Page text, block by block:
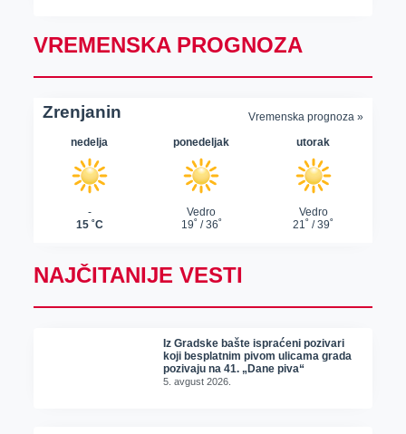
VREMENSKA PROGNOZA
NAJČITANIJE VESTI
Iz Gradske bašte ispraćeni pozivari
koji besplatnim pivom ulicama grada
pozivaju na 41. „Dane piva“
5. avgust 2026.